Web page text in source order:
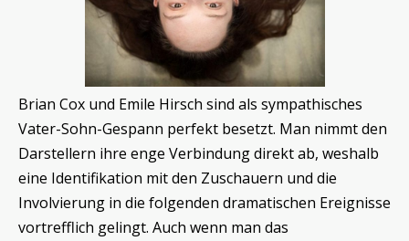
Brian Cox und Emile Hirsch sind als sympathisches
Vater-Sohn-Gespann perfekt besetzt. Man nimmt den
Darstellern ihre enge Verbindung direkt ab, weshalb
eine Identifikation mit den Zuschauern und die
Involvierung in die folgenden dramatischen Ereignisse
vortrefflich gelingt. Auch wenn man das